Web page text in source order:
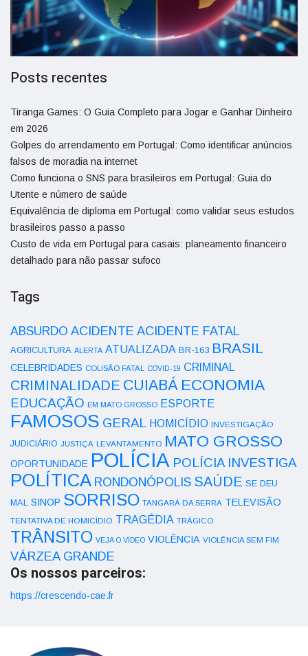
Posts recentes
Tiranga Games: O Guia Completo para Jogar e Ganhar Dinheiro
em 2026
Golpes do arrendamento em Portugal: Como identificar anúncios
falsos de moradia na internet
Como funciona o SNS para brasileiros em Portugal: Guia do
Utente e número de saúde
Equivalência de diploma em Portugal: como validar seus estudos
brasileiros passo a passo
Custo de vida em Portugal para casais: planeamento financeiro
detalhado para não passar sufoco
Tags
ABSURDO ACIDENTE ACIDENTE FATAL
AGRICULTURA ALERTA ATUALIZADA BR-163 BRASIL
CELEBRIDADES COLISÃO FATAL COVID-19 CRIMINAL
CRIMINALIDADE CUIABÁ ECONOMIA
EDUCAÇÃO EM MATO GROSSO ESPORTE
FAMOSOS GERAL HOMICÍDIO INVESTIGAÇÃO
JUDICIÁRIO JUSTIÇA LEVANTAMENTO MATO GROSSO
OPORTUNIDADE POLÍCIA POLÍCIA INVESTIGA
POLÍTICA RONDONÓPOLIS SAÚDE SE DEU
MAL SINOP SORRISO TANGARÁ DA SERRA TELEVISÃO
TENTATIVA DE HOMICÍDIO TRAGÉDIA TRÁGICO
TRÂNSITO VEJA O VÍDEO VIOLÊNCIA VIOLÊNCIA SEM FIM
VÁRZEA GRANDE
Os nossos parceiros:
https://crescendo-cae.fr